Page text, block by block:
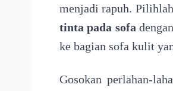
menjadi rapuh.
tinta pada sofa
ke bagian sofa kulit
Gosokan perlahan-